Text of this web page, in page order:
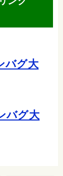
バグ大
バグ大